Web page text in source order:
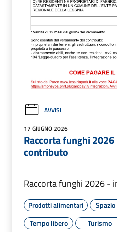
AVVISI
17 GIUGNO 2026
Raccorta funghi
contributo
Raccorta funghi 2026 -
Prodotti alimentari
Tempo libero
Turismo